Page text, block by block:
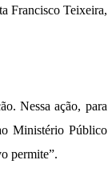
Francisco Teixeira,
Nessa ação, para
Ministério Público
permite”.